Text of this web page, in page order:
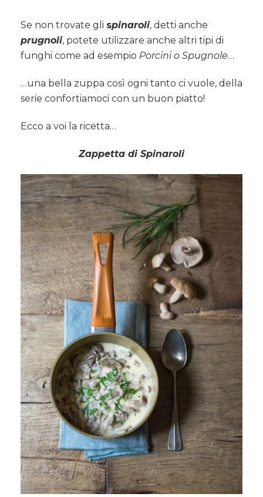
Se non trovate gli spinaroli, detti anche
prugnoli, potete utilizzare anche altri tipi di
funghi come ad esempio Porcini o Spugnole…
…una bella zuppa così ogni tanto ci vuole, della
serie confortiamoci con un buon piatto!
Ecco a voi la ricetta…
Zappetta di Spinaroli